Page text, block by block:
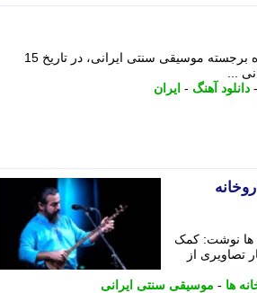
دانلود آهنگ «هم گناه» از علیرضا قربانی + متن آهنگ علیرضا قربانی، خواننده برجسته موسیقی سنتی ایرانی، در تاریخ 15
- دانلود آهنگ - ایران
ها نوشت: کمک
تصاویری از
ها - موسیقی سنتی ایرانی